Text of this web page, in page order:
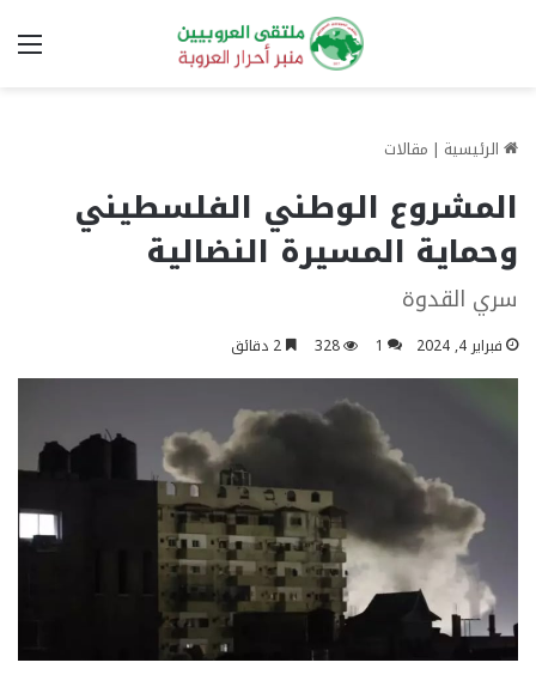
الرئيسية | مقالات
المشروع الوطني الفلسطيني
وحماية المسيرة النضالية
سري القدوة
فبراير 4, 2024 1
328